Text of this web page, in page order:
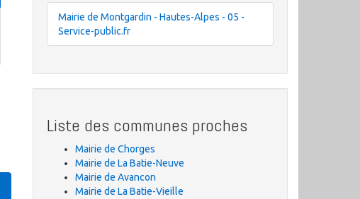
Mairie de Montgardin - Hautes-Alpes - 05 -
Service-public.fr
Liste des communes proches
Mairie de Chorges
Mairie de La Batie-Neuve
Mairie de Avancon
Mairie de La Batie-Vieille